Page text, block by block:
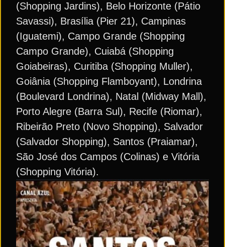
(Shopping Jardins), Belo Horizonte (Pátio
Savassi), Brasília (Pier 21), Campinas
(Iguatemi), Campo Grande (Shopping
Campo Grande), Cuiabá (Shopping
Goiabeiras), Curitiba (Shopping Muller),
Goiânia (Shopping Flamboyant), Londrina
(Boulevard Londrina), Natal (Midway Mall),
Porto Alegre (Barra Sul), Recife (Riomar),
Ribeirão Preto (Novo Shopping), Salvador
(Salvador Shopping), Santos (Praiamar),
São José dos Campos (Colinas) e Vitória
(Shopping Vitória).